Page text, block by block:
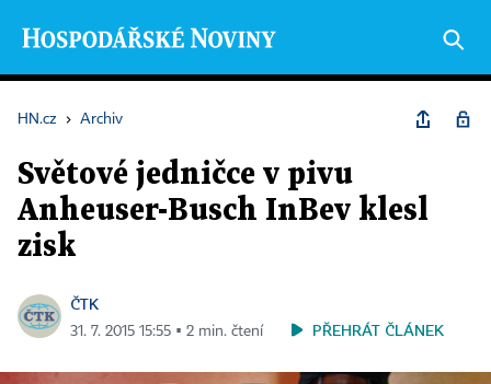
HN.cz › Archiv
Světové jedničce v pivu
Anheuser-Busch InBev klesl
zisk
ČTK
31. 7. 2015 15:55 ▪ 2 min. čtení PŘEHRÁT ČLÁNEK